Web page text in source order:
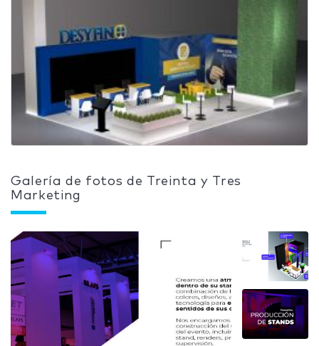
Galería de fotos de Treinta y Tres
Marketing